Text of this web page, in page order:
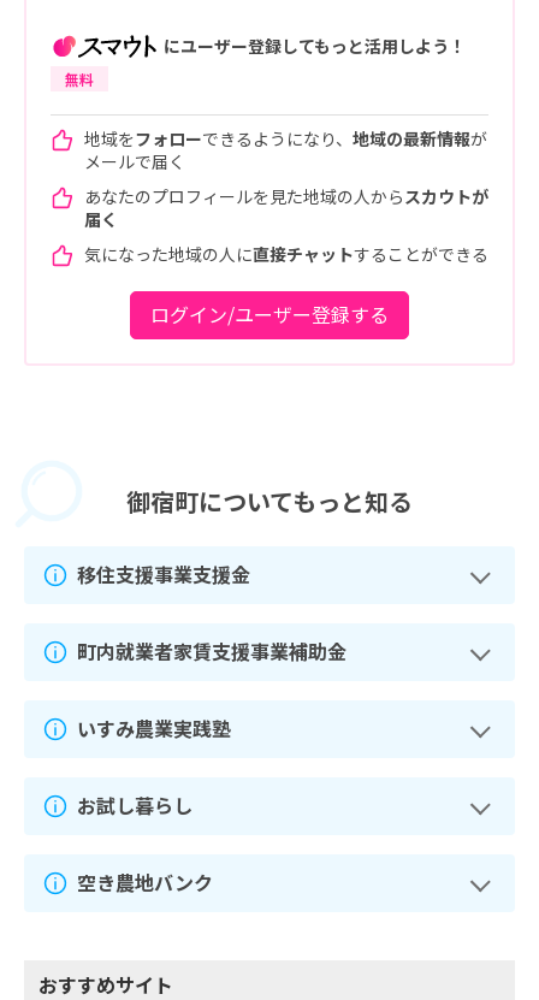
にユーザー登録してもっと活用しよう！
無料
地域をフォローできるようになり、 地域の最新情報が
メールで届く
あなたのプロフィールを見た地域の人から スカウトが
届く
気になった地域の人に直接チャットすることができる
ログイン/ユーザー登録する
御宿町についてもっと知る
移住支援事業支援金
町内就業者家賃支援事業補助金
いすみ農業実践塾
お試し暮らし
空き農地バンク
おすすめサイト